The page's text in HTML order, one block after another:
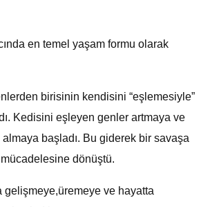
en temel yaşam formu olarak
birisinin kendisini “eşlemesiyle”
Kedisini eşleyen genler artmaya ve
başladı. Bu giderek bir savaşa
dönüştü.
gelişmeye,üremeye ve hayatta